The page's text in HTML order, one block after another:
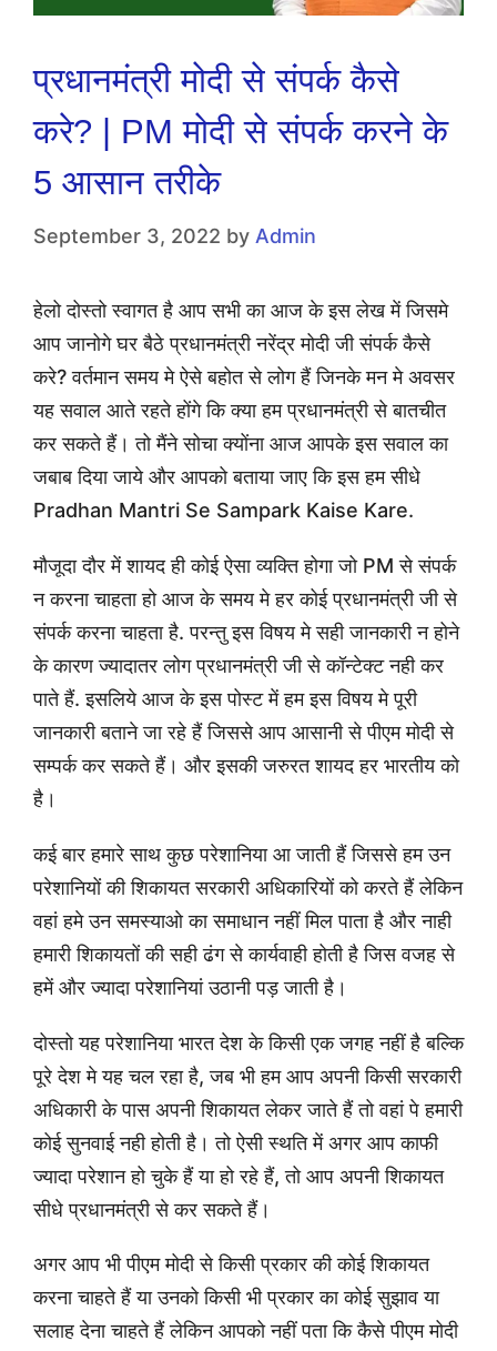
प्रधानमंत्री मोदी से संपर्क कैसे
करे? | PM मोदी से संपर्क करने के
5 आसान तरीके
September 3, 2022 by Admin
हेलो दोस्तो स्वागत है आप सभी का आज के इस लेख में जिसमे
आप जानोगे घर बैठे प्रधानमंत्री नरेंद्र मोदी जी संपर्क कैसे
करे? वर्तमान समय मे ऐसे बहोत से लोग हैं जिनके मन मे अवसर
यह सवाल आते रहते होंगे कि क्या हम प्रधानमंत्री से बातचीत
कर सकते हैं। तो मैंने सोचा क्योंना आज आपके इस सवाल का
जबाब दिया जाये और आपको बताया जाए कि इस हम सीधे
Pradhan Mantri Se Sampark Kaise Kare.
मौजूदा दौर में शायद ही कोई ऐसा व्यक्ति होगा जो PM से संपर्क
न करना चाहता हो आज के समय मे हर कोई प्रधानमंत्री जी से
संपर्क करना चाहता है. परन्तु इस विषय मे सही जानकारी न होने
के कारण ज्यादातर लोग प्रधानमंत्री जी से कॉन्टेक्ट नही कर
पाते हैं. इसलिये आज के इस पोस्ट में हम इस विषय मे पूरी
जानकारी बताने जा रहे हैं जिससे आप आसानी से पीएम मोदी से
सम्पर्क कर सकते हैं। और इसकी जरुरत शायद हर भारतीय को
है।
कई बार हमारे साथ कुछ परेशानिया आ जाती हैं जिससे हम उन
परेशानियों की शिकायत सरकारी अधिकारियों को करते हैं लेकिन
वहां हमे उन समस्याओ का समाधान नहीं मिल पाता है और नाही
हमारी शिकायतों की सही ढंग से कार्यवाही होती है जिस वजह से
हमें और ज्यादा परेशानियां उठानी पड़ जाती है।
दोस्तो यह परेशानिया भारत देश के किसी एक जगह नहीं है बल्कि
पूरे देश मे यह चल रहा है, जब भी हम आप अपनी किसी सरकारी
अधिकारी के पास अपनी शिकायत लेकर जाते हैं तो वहां पे हमारी
कोई सुनवाई नही होती है। तो ऐसी स्थति में अगर आप काफी
ज्यादा परेशान हो चुके हैं या हो रहे हैं, तो आप अपनी शिकायत
सीधे प्रधानमंत्री से कर सकते हैं।
अगर आप भी पीएम मोदी से किसी प्रकार की कोई शिकायत
करना चाहते हैं या उनको किसी भी प्रकार का कोई सुझाव या
सलाह देना चाहते हैं लेकिन आपको नहीं पता कि कैसे पीएम मोदी